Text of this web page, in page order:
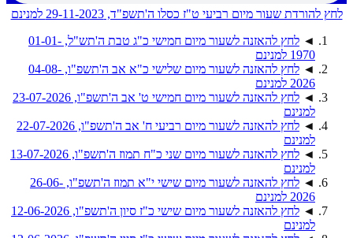
לחץ להורדת שעור מיום רביעי ט"ז כסלו ה'תשפ"ד, 29-11-2023 למנינם
◄
לחץ להאזנה לשעור מיום חמישי כ"ג טבת ה'תש"ל, 01-01-
1970 למנינם
◄
לחץ להאזנה לשעור מיום שלישי כ"א אב ה'תשפ"ו, 04-08-
2026 למנינם
◄
לחץ להאזנה לשעור מיום חמישי ט' אב ה'תשפ"ו, 23-07-2026
למנינם
◄
לחץ להאזנה לשעור מיום רביעי ח' אב ה'תשפ"ו, 22-07-2026
למנינם
◄
לחץ להאזנה לשעור מיום שני כ"ח תמוז ה'תשפ"ו, 13-07-2026
למנינם
◄
לחץ להאזנה לשעור מיום שישי י"א תמוז ה'תשפ"ו, 26-06-
2026 למנינם
◄
לחץ להאזנה לשעור מיום שישי כ"ז סיון ה'תשפ"ו, 12-06-2026
למנינם